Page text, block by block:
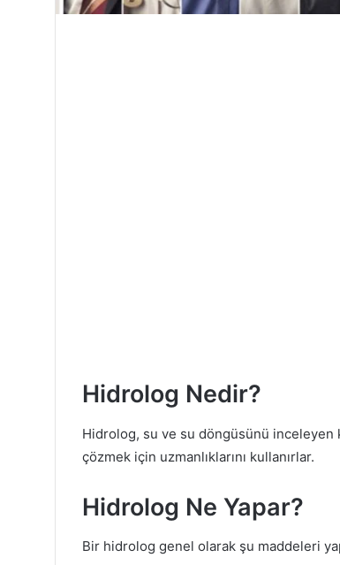
Hidrolog Nedir?
Hidrolog, su ve su döngüsünü inceleyen
çözmek için uzmanlıklarını kullanırlar.
Hidrolog Ne Yapar?
Bir hidrolog genel olarak şu maddeleri